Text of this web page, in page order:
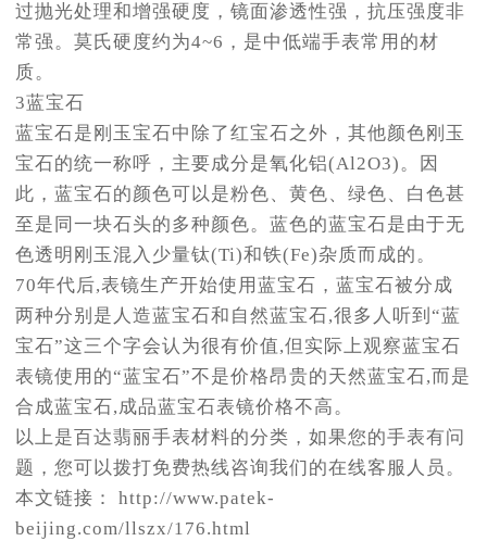
过抛光处理和增强硬度，镜面渗透性强，抗压强度非
常强。莫氏硬度约为4~6，是中低端手表常用的材
质。
3蓝宝石
蓝宝石是刚玉宝石中除了红宝石之外，其他颜色刚玉
宝石的统一称呼，主要成分是氧化铝(Al2O3)。因
此，蓝宝石的颜色可以是粉色、黄色、绿色、白色甚
至是同一块石头的多种颜色。蓝色的蓝宝石是由于无
色透明刚玉混入少量钛(Ti)和铁(Fe)杂质而成的。
70年代后,表镜生产开始使用蓝宝石，蓝宝石被分成
两种分别是人造蓝宝石和自然蓝宝石,很多人听到“蓝
宝石”这三个字会认为很有价值,但实际上观察蓝宝石
表镜使用的“蓝宝石”不是价格昂贵的天然蓝宝石,而是
合成蓝宝石,成品蓝宝石表镜价格不高。
以上是百达翡丽手表材料的分类，如果您的手表有问
题，您可以拨打免费热线咨询我们的在线客服人员。
本文链接： http://www.patek-
beijing.com/llszx/176.html